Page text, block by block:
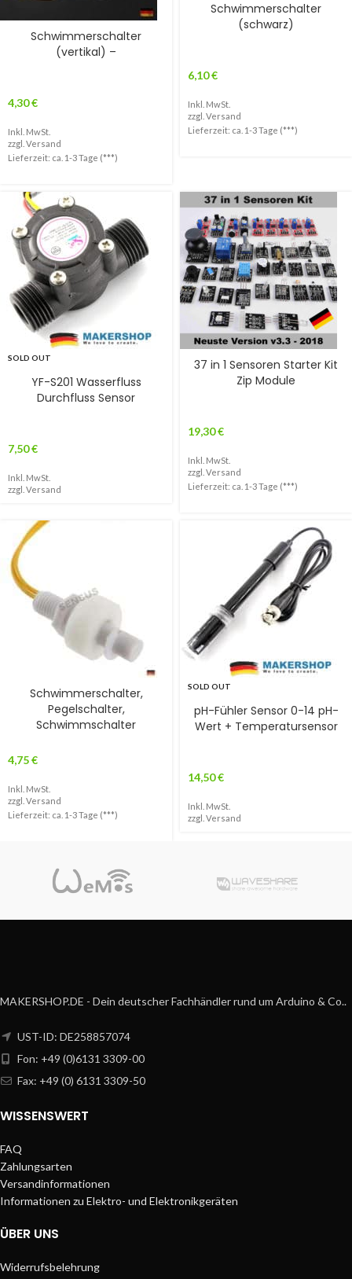
Schwimmerschalter
(vertikal) –
4,30€
Inkl. MwSt.
zzgl. Versand
Lieferzeit: ca. 1-3 Tage (***)
Schwimmerschalter
(schwarz)
6,10€
Inkl. MwSt.
zzgl. Versand
Lieferzeit: ca. 1-3 Tage (***)
SOLD OUT
YF-S201 Wasserfluss
Durchfluss Sensor
7,50€
Inkl. MwSt.
zzgl. Versand
37 in 1 Sensoren Starter Kit
Zip Module
19,30€
Inkl. MwSt.
zzgl. Versand
Lieferzeit: ca. 1-3 Tage (***)
Schwimmerschalter,
Pegelschalter,
Schwimmschalter
4,75€
Inkl. MwSt.
zzgl. Versand
Lieferzeit: ca. 1-3 Tage (***)
SOLD OUT
pH-Fühler Sensor 0-14 pH-
Wert + Temperatursensor
14,50€
Inkl. MwSt.
zzgl. Versand
MAKERSHOP.DE - Dein deutscher Fachhändler rund um Arduino & Co..
UST-ID: DE258857074
Fon: +49 (0)6131 3309-00
Fax: +49 (0) 6131 3309-50
WISSENSWERT
FAQ
Zahlungsarten
Versandinformationen
Informationen zu Elektro- und Elektronikgeräten
ÜBER UNS
Widerrufsbelehrung